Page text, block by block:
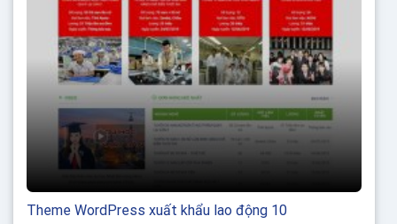
Theme WordPress xuất khẩu lao động 10